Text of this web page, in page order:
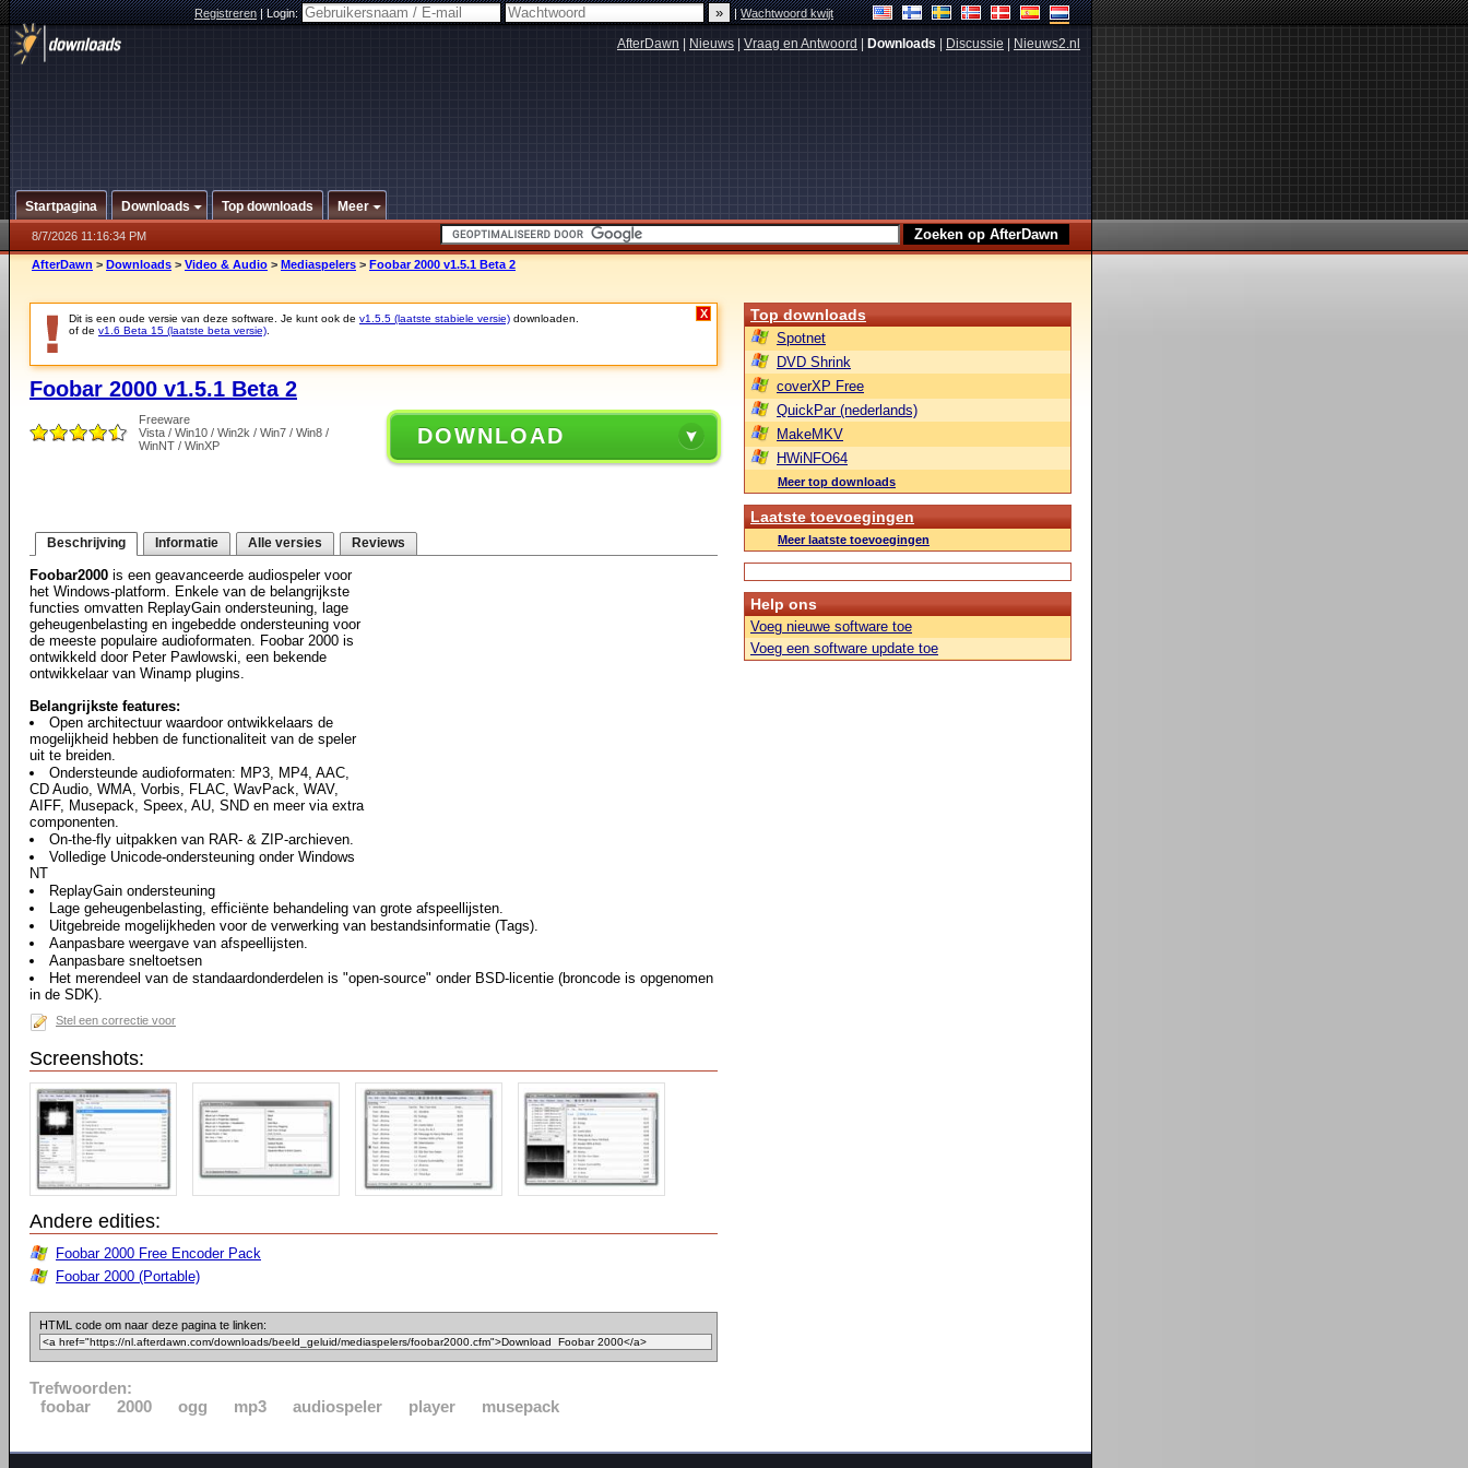
Registreren|Login: |Wachtwoord kwijt
AfterDawn Nieuws Vraag en Antwoord Downloads Discussie Nieuws2.nl
Startpagina Downloads Top downloads Meer
8/7/2026 11:16:34 PM
AfterDawn > Downloads > Video & Audio > Mediaspelers > Foobar 2000 v1.5.1 Beta 2
Dit is een oude versie van deze software. Je kunt ook de v1.5.5 (laatste stabiele versie) downloaden.
of de v1.6 Beta 15 (laatste beta versie)
X
Foobar 2000 v1.5.1 Beta 2
Freeware
Vista / Win10 / Win2k / Win7 / Win8 /
WinNT / WinXP
DOWNLOAD
Beschrijving Informatie Alle versies Reviews
Foobar2000 is een geavanceerde audiospeler voor
het Windows-platform. Enkele van de belangrijkste
functies omvatten ReplayGain ondersteuning, lage
geheugenbelasting en ingebedde ondersteuning voor
de meeste populaire audioformaten. Foobar 2000 is
ontwikkeld door Peter Pawlowski, een bekende
ontwikkelaar van Winamp plugins.
Belangrijkste features:
Open architectuur waardoor ontwikkelaars de
mogelijkheid hebben de functionaliteit van de speler
uit te breiden.
Ondersteunde audioformaten: MP3, MP4, AAC,
CD Audio, WMA, Vorbis, FLAC, WavPack, WAV,
AIFF, Musepack, Speex, AU, SND en meer via extra
componenten.
On-the-fly uitpakken van RAR- & ZIP-archieven.
Volledige Unicode-ondersteuning onder Windows
NT
ReplayGain ondersteuning
Lage geheugenbelasting, efficiënte behandeling van grote afspeellijsten.
Uitgebreide mogelijkheden voor de verwerking van bestandsinformatie (Tags).
Aanpasbare weergave van afspeellijsten.
Aanpasbare sneltoetsen
Het merendeel van de standaardonderdelen is "open-source" onder BSD-licentie (broncode is opgenomen
in de SDK).
Stel een correctie voor
Screenshots:
Andere edities:
Foobar 2000 Free Encoder Pack
Foobar 2000 (Portable)
HTML code om naar deze pagina te linken:
Trefwoorden:
foobar
2000 ogg mp3 audiospeler player musepack
Top downloads
Spotnet
DVD Shrink
coverXP Free
QuickPar (nederlands)
MakeMKV
HWiNFO64
Meer top downloads
Laatste toevoegingen
Meer laatste toevoegingen
Help ons
Voeg nieuwe software toe
Voeg een software update toe